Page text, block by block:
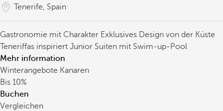
Tenerife, Spain
Gastronomie mit Charakter Exklusives Design von der Küste
Teneriffas inspiriert Junior Suiten mit Swim-up-Pool
Mehr information
Winterangebote Kanaren
Bis 10%
Buchen
Vergleichen